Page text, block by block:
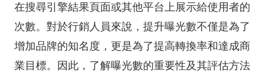
在搜尋引擎結果頁面或其他平台上展示給使用者的
次數。對於行銷人員來說，提升曝光數不僅是為了
增加品牌的知名度，更是為了提高轉換率和達成商
業目標。因此，了解曝光數的重要性及其評估方法